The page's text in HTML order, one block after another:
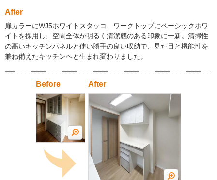
After
扉カラーにWJ5ホワイトスタッコ、ワークトップにベーシックホワ
イトを採用し、空間全体が明るく清潔感のある印象に一新。清掃性
の高いキッチンパネルと使い勝手の良い収納で、見た目と機能性を
兼ね備えたキッチンへと生まれ変わりました。
Before After